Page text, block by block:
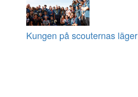
Kungen på scouternas läger